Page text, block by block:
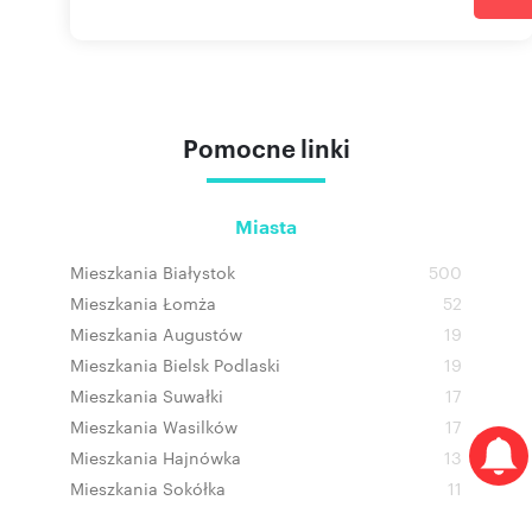
Pomocne linki
Miasta
Mieszkania Białystok
500
Mieszkania Łomża
52
Mieszkania Augustów
19
Mieszkania Bielsk Podlaski
19
Mieszkania Suwałki
17
Mieszkania Wasilków
17
Mieszkania Hajnówka
13
Mieszkania Sokółka
11